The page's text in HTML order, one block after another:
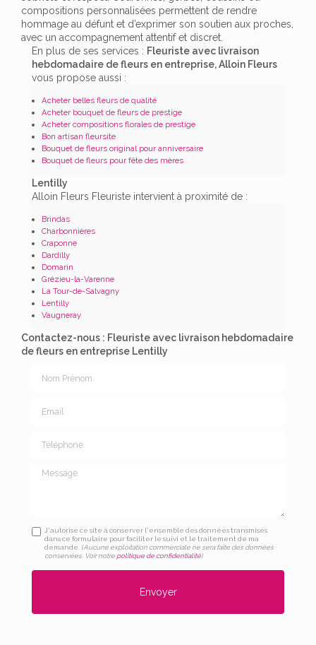
compositions personnalisées permettent de rendre
hommage au défunt et d’exprimer son soutien aux proches,
avec un accompagnement attentif et discret.
En plus de ses services : Fleuriste avec livraison
hebdomadaire de fleurs en entreprise, Alloin Fleurs
vous propose aussi :
Acheter belles fleurs de qualité
Acheter bouquet de fleurs de prestige
Acheter compositions florales de prestige
Bon artisan fleursite
Bouquet de fleurs original pour anniversaire
Bouquet de fleurs pour fête des mères
Lentilly
Alloin Fleurs Fleuriste intervient à proximité de :
Brindas
Charbonnières
Craponne
Dardilly
Domarin
Grézieu-la-Varenne
La Tour-de-Salvagny
Lentilly
Vaugneray
Contactez-nous : Fleuriste avec livraison hebdomadaire
de fleurs en entreprise Lentilly
Message
J'autorise ce site à conserver l'ensemble des données transmises
dans ce formulaire pour faciliter le suivi et le traitement de ma
demande. (Aucune exploitation commerciale ne sera faite des données
conservées. Voir notre politique de confidentialité)